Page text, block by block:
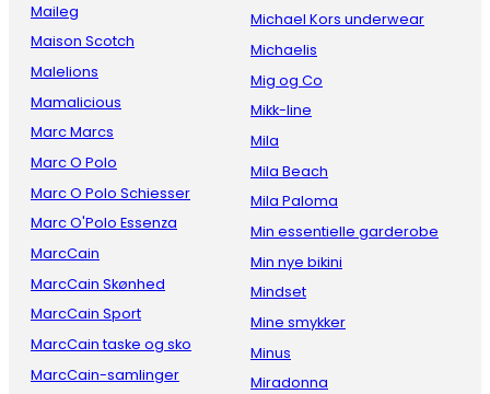
Maileg
Maison Scotch
Malelions
Mamalicious
Marc Marcs
Marc O Polo
Marc O Polo Schiesser
Marc O'Polo Essenza
MarcCain
MarcCain Skønhed
MarcCain Sport
MarcCain taske og sko
MarcCain-samlinger
Michael Kors underwear
Michaelis
Mig og Co
Mikk-line
Mila
Mila Beach
Mila Paloma
Min essentielle garderobe
Min nye bikini
Mindset
Mine smykker
Minus
Miradonna